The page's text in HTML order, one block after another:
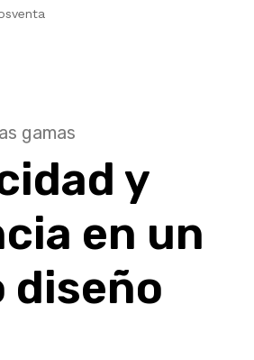
gamas
y
en un
diseño